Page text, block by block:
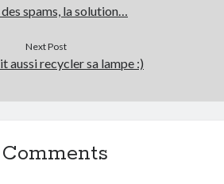
spams, la solution…
Next Post
aussi recycler sa lampe :)